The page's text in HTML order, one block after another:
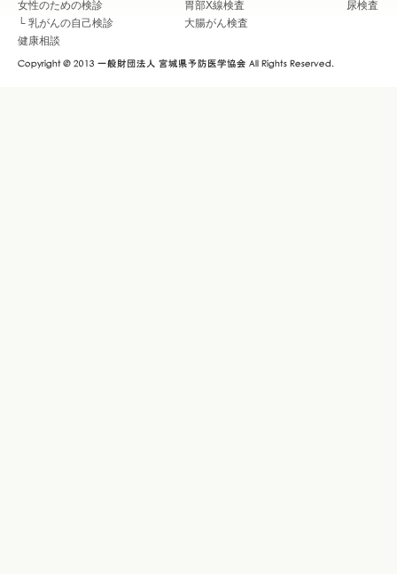
女性のための検診
└ 乳がんの自己検診
健康相談
胃部X線検査
尿検査
大腸がん検査